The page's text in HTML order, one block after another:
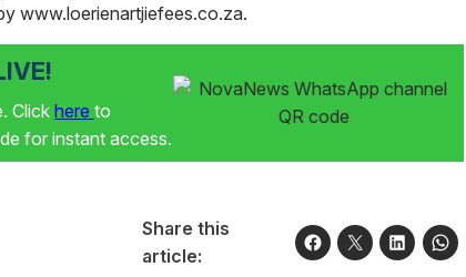
www.loerienartjiefees.co.za.
Click here to
for instant access.
Share this
article: